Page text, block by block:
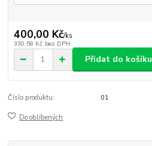
400,00 Kč/ks
330,58 Kč bez DPH
Přidat do košíku
Číslo produktu: 01
Do oblíbených